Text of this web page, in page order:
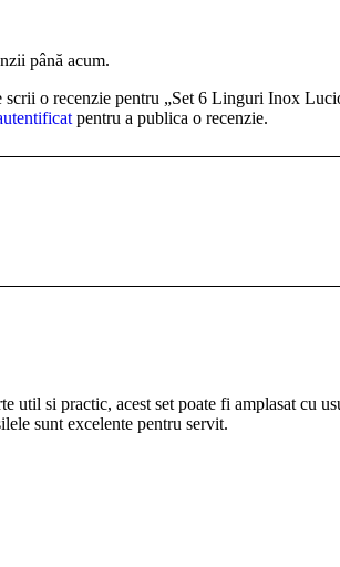
până acum.
scrii o recenzie pentru „Set 6 Linguri Inox
pentru a publica o recenzie.
util si practic, acest set poate fi amplasat cu
sunt excelente pentru servit.